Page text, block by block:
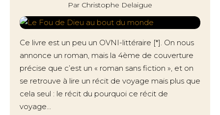
Par Christophe Delaigue
Ce livre est un peu un OVNI-littéraire [*]. On nous
annonce un roman, mais la 4ème de couverture
précise que c’est un « roman sans fiction », et on
se retrouve à lire un récit de voyage mais plus que
cela seul : le récit du pourquoi ce récit de
voyage...